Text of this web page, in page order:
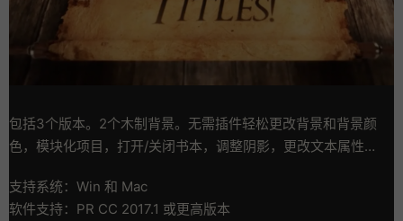
包括3个版本。2个木制背景。无需插件轻松更改背景和背景颜
色，模块化项目，打开/关闭书本，调整阴影，更改文本属性…
支持系统：Win 和 Mac
软件支持：PR CC 2017.1 或更高版本